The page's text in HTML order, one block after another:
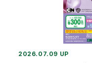
2026.07.09 UP